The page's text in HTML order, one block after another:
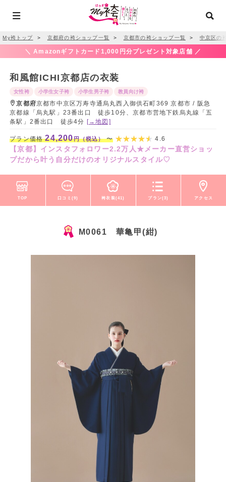
My袴トップ ＞ 京都府の袴ショップ一覧 ＞ 京都市の袴ショップ一覧 ＞ 中京区の
＼ Amazonギフトカード1,000円分プレゼント対象店舗 ／
和風館ICHI京都店の衣装
女性袴 小学生女子袴 小学生男子袴 教員向け袴
京都府京都市中京区万寿寺通烏丸西入御供石町369 京都市 / 阪急
京都線「烏丸駅」23番出口 徒歩10分、京都市営地下鉄烏丸線「五
条駅」2番出口 徒歩4分 [→地図]
プラン価格24,200円（税込）〜 4.6
【京都】インスタフォロワー2.2万人★メーカー直営ショッ
プだから叶う自分だけのオリジナルスタイル♡
TOP 口コミ(9) 袴衣装(41) プラン(3) アクセス
M0061 華亀甲(紺)